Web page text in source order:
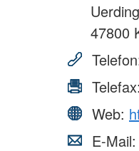
47800
Telefax:
Web:
E-Mail: